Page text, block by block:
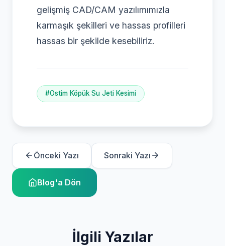
gelişmiş CAD/CAM yazılımımızla
karmaşık şekilleri ve hassas profilleri
hassas bir şekilde kesebiliriz.
#Ostim Köpük Su Jeti Kesimi
Önceki Yazı Sonraki Yazı
Blog'a Dön
İlgili Yazılar